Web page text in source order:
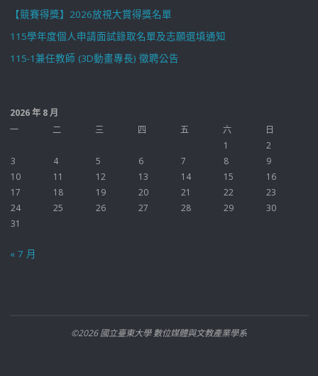
【競賽得獎】2026放視大賞得獎名單
115學年度個人申請面試錄取名單及志願選填通知
115-1兼任教師 (3D動畫專長) 徵聘公告
2026 年 8 月
一
二 三 四 五 六
日
1
2
3
4 5 6 7 8
9
10
11 12 13 14 15
16
17
18 19 20 21 22
23
24
25 26 27 28 29
30
31
« 7 月
©2026 國立臺東大學 數位媒體與文教產業學系